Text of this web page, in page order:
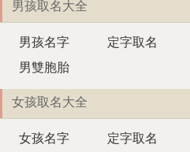
男孩取名大全
男孩名字 定字取名
男雙胞胎
女孩取名大全
女孩名字 定字取名